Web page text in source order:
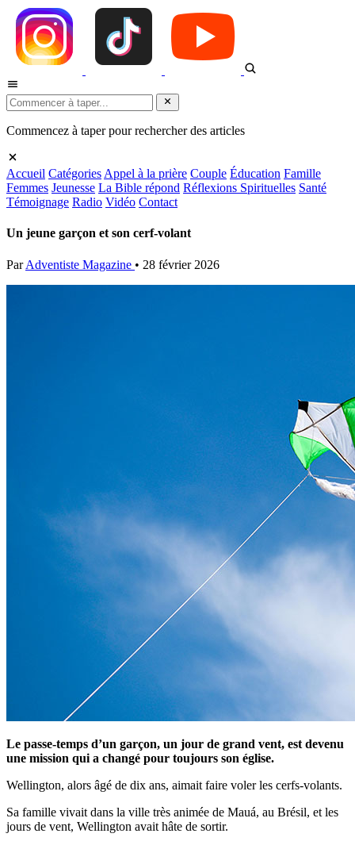
Commencez à taper pour rechercher des articles
Accueil Catégories Appel à la prière Couple Éducation Famille
Femmes Jeunesse La Bible répond Réflexions Spirituelles Santé
Témoignage Radio Vidéo Contact
Un jeune garçon et son cerf-volant
Par Adventiste Magazine • 28 février 2026
Le passe-temps d’un garçon, un jour de grand vent, est devenu
une mission qui a changé pour toujours son église.
Wellington, alors âgé de dix ans, aimait faire voler les cerfs-volants.
Sa famille vivait dans la ville très animée de Mauá, au Brésil, et les
jours de vent, Wellington avait hâte de sortir.